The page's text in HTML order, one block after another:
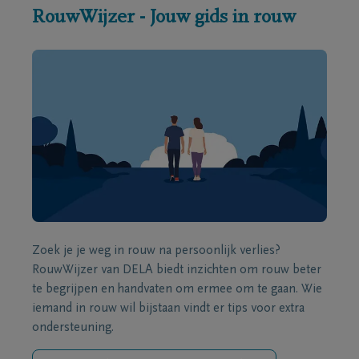
RouwWijzer - Jouw gids in rouw
Zoek je je weg in rouw na persoonlijk verlies?
RouwWijzer van DELA biedt inzichten om rouw beter
te begrijpen en handvaten om ermee om te gaan. Wie
iemand in rouw wil bijstaan vindt er tips voor extra
ondersteuning.